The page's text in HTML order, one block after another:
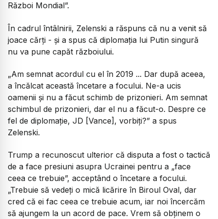
Război Mondial”.
În cadrul întâlnirii, Zelenski a răspuns că nu a venit să
joace cărți - și a spus că diplomația lui Putin singură
nu va pune capăt războiului.
„Am semnat acordul cu el în 2019 ... Dar după aceea,
a încălcat această încetare a focului. Ne-a ucis
oamenii și nu a făcut schimb de prizonieri. Am semnat
schimbul de prizonieri, dar el nu a făcut-o. Despre ce
fel de diplomație, JD [Vance], vorbiți?” a spus
Zelenski.
Trump a recunoscut ulterior că disputa a fost o tactică
de a face presiuni asupra Ucrainei pentru a „face
ceea ce trebuie”, acceptând o încetare a focului.
„Trebuie să vedeți o mică licărire în Biroul Oval, dar
cred că ei fac ceea ce trebuie acum, iar noi încercăm
să ajungem la un acord de pace. Vrem să obținem o